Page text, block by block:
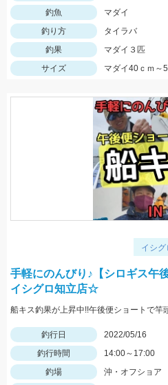
釣魚
マダイ
釣り方
タイラバ
釣果
マダイ３匹
サイズ
マダイ40ｃｍ～
イシ
手軽にのんびり♪【シロギス午
イシグロ知立店☆
釣行日
2022/05/16
釣行時間
14:00～17:00
釣場
沖・オフショア